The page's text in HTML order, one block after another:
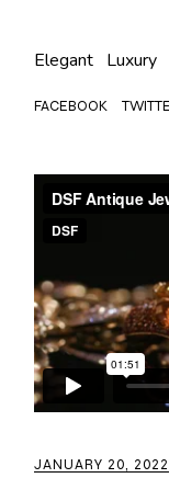
Elegant Luxury
FACEBOOK
JANUARY 20, 2022